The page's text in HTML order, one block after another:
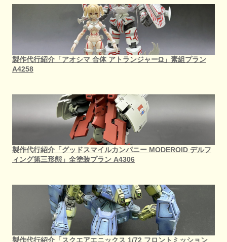
製作代行紹介「アオシマ 合体 アトランジャーΩ」素組プラン
A4258
製作代行紹介「グッドスマイルカンパニー MODEROID デルフ
ィング第三形態」全塗装プラン A4306
製作代行紹介「スクエアエニックス 1/72 フロントミッション